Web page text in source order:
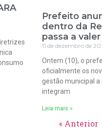
Prefeito
dentro da
passa a
11 de dezembro de
Ontem (10), o
oficialmente os
gestão municipal
integram
Leia mais »
« Anterior